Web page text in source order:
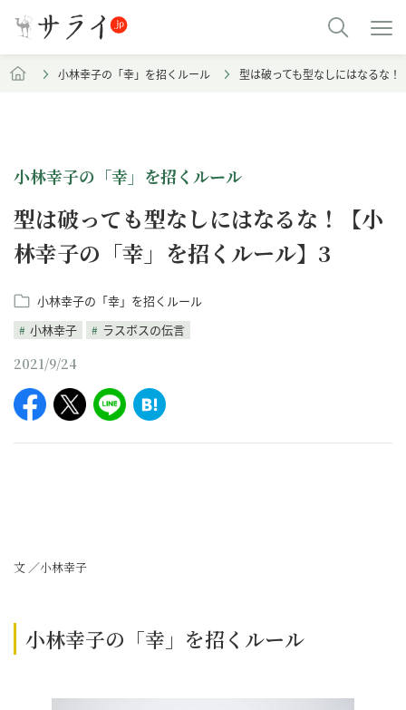
小林幸子の「幸」を招くルール 型は破っても型なしにはなるな
小林幸子の「幸」を招くルール
型は破っても型なしにはなるな！【小
林幸子の「幸」を招くルール】3
小林幸子の「幸」を招くルール
小林幸子
ラスボスの伝言
2021/9/24
文 ／小林幸子
小林幸子の「幸」を招くルール